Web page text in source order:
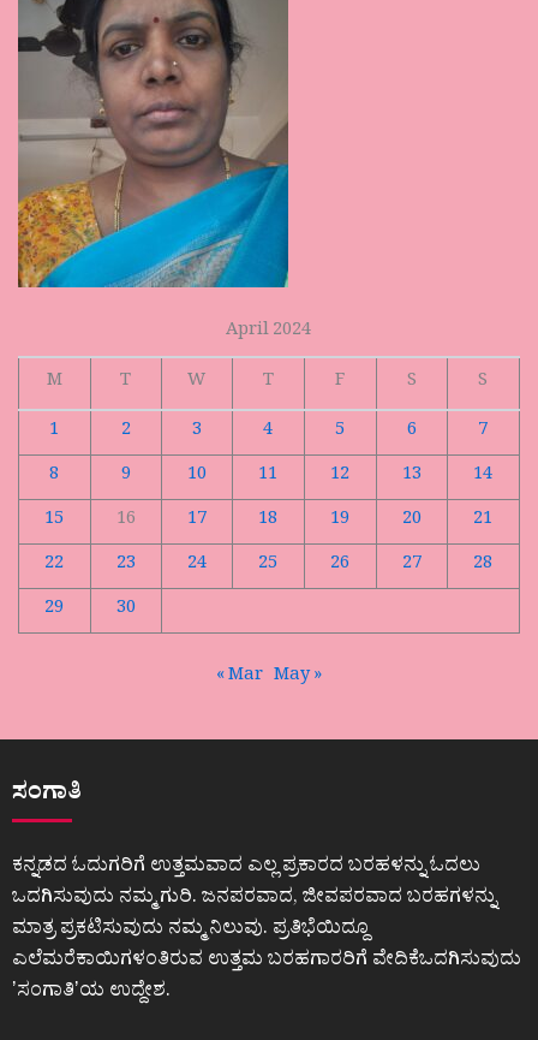
April 2024
M
T W T F S
S
1
2 3 4 5 6
7
8
9 10 11 12 13
14
15
16 17 18 19 20
21
22
23 24 25 26 27
28
29
30
« Mar May »
ಸಂಗಾತಿ
ಕನ್ನಡದ ಓದುಗರಿಗೆ ಉತ್ತಮವಾದ ಎಲ್ಲ ಪ್ರಕಾರದ ಬರಹಳನ್ನು ಓದಲು
ಒದಗಿಸುವುದು ನಮ್ಮ ಗುರಿ. ಜನಪರವಾದ, ಜೀವಪರವಾದ ಬರಹಗಳನ್ನು
ಮಾತ್ರ ಪ್ರಕಟಿಸುವುದು ನಮ್ಮ ನಿಲುವು. ಪ್ರತಿಭೆಯಿದ್ದೂ
ಎಲೆಮರೆಕಾಯಿಗಳಂತಿರುವ ಉತ್ತಮ ಬರಹಗಾರರಿಗೆ ವೇದಿಕೆಒದಗಿಸುವುದು
ʼಸಂಗಾತಿʼಯ ಉದ್ದೇಶ.